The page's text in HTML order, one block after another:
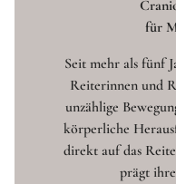
für
Seit mehr als fünf
Reiterinnen und
unzählige
körperliche
direkt auf das
prägt